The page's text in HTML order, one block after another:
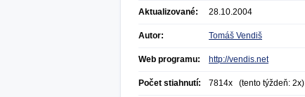
Aktualizované: 28.10.2004
Autor: Tomáš Vendiš
Web programu: http://vendis.net
Počet stiahnutí: 7814x (tento týždeň: 2x)